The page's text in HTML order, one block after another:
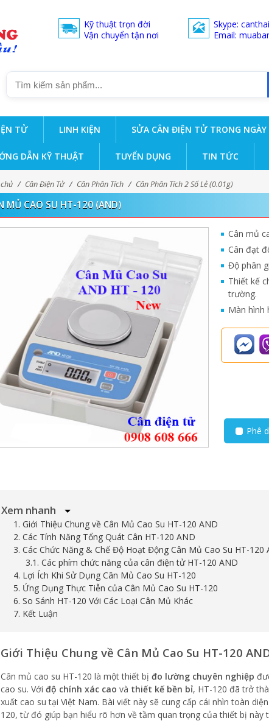
Kỹ thuật trọn đời
Vận chuyển tận nơi
Skype:
Email:
TỬ LINH KIỆN SỬA CÂN ĐIỆN TỬ TRONG NGÀY
DẪN KỸ THUẬT TUYỂN DỤNG TIN TỨC
/ Cân Điện Tử / Cân Phân Tích / Cân Phân Tích 2 Số Lẻ (0.01g)
MỦ CAO SU HT-120 (AND)
Cân mủ
Cân đạt
Độ phân
Thiết kế
trường.
Màn hình
Phê
Xem nhanh
1. Giới Thiệu Chung về Cân Mủ Cao Su HT-120 AND
2. Các Tính Năng Tổng Quát Cân HT-120 AND
3. Các Chức Năng & Chế Độ Hoạt Động Cân Mủ Cao Su HT-120
3.1. Các phím chức năng của cân điện tử HT-120 AND
4. Lợi Ích Khi Sử Dụng Cân Mủ Cao Su HT-120
5. Ứng Dụng Thực Tiễn của Cân Mủ Cao Su HT-120
6. So Sánh HT-120 Với Các Loại Cân Mủ Khác
7. Kết Luận
Giới Thiệu Chung về Cân Mủ Cao Su HT-120
Cân mủ cao su HT-120 là một thiết bị đo lường chuyên nghiệp
cao su. Với độ chính xác cao và thiết kế bền bỉ, HT-120 đã trở
xuất cao su tại Việt Nam. Bài viết này sẽ cung cấp cái nhìn toàn
120, từ đó giúp bạn hiểu rõ hơn về tầm quan trọng của thiết bị này